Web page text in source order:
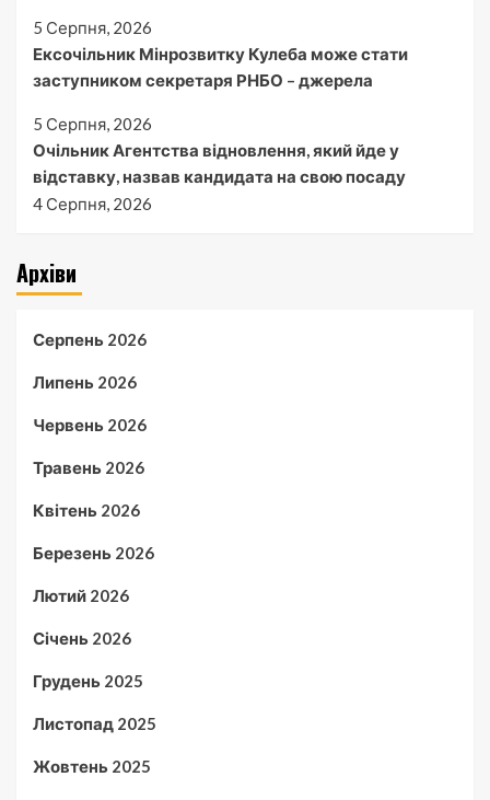
5 Серпня, 2026
Ексочільник Мінрозвитку Кулеба може стати
заступником секретаря РНБО – джерела
5 Серпня, 2026
Очільник Агентства відновлення, який йде у
відставку, назвав кандидата на свою посаду
4 Серпня, 2026
Архіви
Серпень 2026
Липень 2026
Червень 2026
Травень 2026
Квітень 2026
Березень 2026
Лютий 2026
Січень 2026
Грудень 2025
Листопад 2025
Жовтень 2025